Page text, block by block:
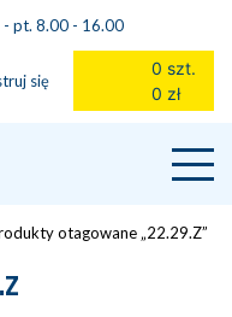
- pt. 8.00 - 16.00
się
0 szt.
0 zł
otagowane „22.29.Z”